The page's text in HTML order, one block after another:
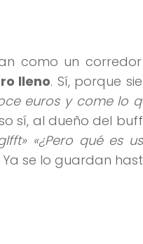
como un
lleno. Sí, porque
euros y come lo
sí, al dueño del
«¿Pero qué es
Ya se lo guardan